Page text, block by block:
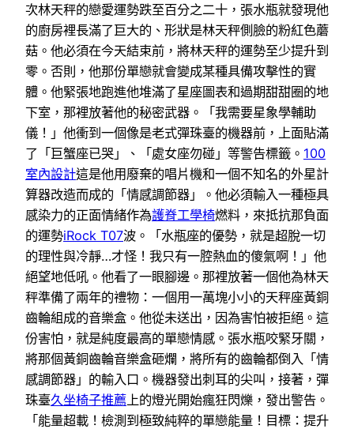
次林天秤的戀愛運勢跌至百分之二十，張水瓶就發現他
的廚房裡長滿了巨大的、形狀是林天秤側臉的粉紅色蘑
菇。他必須在今天結束前，將林天秤的運勢至少提升到
零。否則，他那份單戀就會變成某種具備攻擊性的實
體。他緊張地跑進他堆滿了星座圖表和過期甜甜圈的地
下室，那裡放著他的秘密武器。「我需要星象學輔助
儀！」他衝到一個像是老式彈珠臺的機器前，上面貼滿
了「巨蟹座已哭」、「處女座勿碰」等警告標籤。 100
室內設計這是他用廢棄的唱片機和一個不知名的外星計
算器改造而成的「情感調節器」。他必須輸入一種極具
感染力的正面情緒作為護脊工學椅燃料，來抵抗那負面
的運勢iRock T07波。「水瓶座的優勢，就是超脫一切
的理性與冷靜…才怪！我只有一腔熱血的傻氣啊！」他
絕望地低吼。他看了一眼腳邊。那裡放著一個他為林天
秤準備了兩年的禮物：一個用一萬塊小小的天秤座黃銅
齒輪組成的音樂盒。他從未送出，因為害怕被拒絕。這
份害怕，就是純度最高的單戀情感。張水瓶咬緊牙關，
將那個黃銅齒輪音樂盒砸爛，將所有的齒輪都倒入「情
感調節器」的輸入口。機器發出刺耳的尖叫，接著，彈
珠臺久坐椅子推薦 上的燈光開始瘋狂閃爍，發出警告。
「能量超載！檢測到極致純粹的單戀能量！目標：提升